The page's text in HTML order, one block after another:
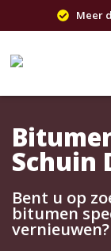
Meer
Schuin
Bent u op
bitumen
vernieuwen?